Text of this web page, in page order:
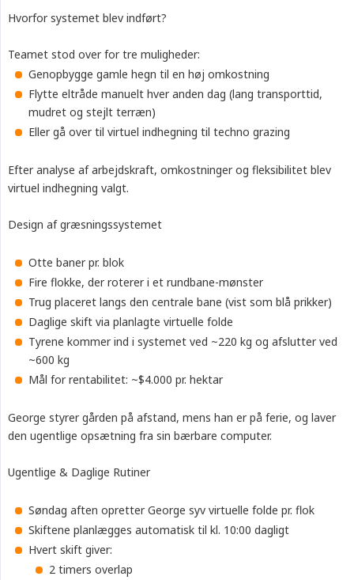
Hvorfor systemet blev indført?
Teamet stod over for tre muligheder:
Genopbygge gamle hegn til en høj omkostning
Flytte eltråde manuelt hver anden dag (lang transporttid,
mudret og stejlt terræn)
Eller gå over til virtuel indhegning til techno grazing
Efter analyse af arbejdskraft, omkostninger og fleksibilitet blev
virtuel indhegning valgt.
Design af græsningssystemet
Otte baner pr. blok
Fire flokke, der roterer i et rundbane-mønster
Trug placeret langs den centrale bane (vist som blå prikker)
Daglige skift via planlagte virtuelle folde
Tyrene kommer ind i systemet ved ~220 kg og afslutter ved
~600 kg
Mål for rentabilitet: ~$4.000 pr. hektar
George styrer gården på afstand, mens han er på ferie, og laver
den ugentlige opsætning fra sin bærbare computer.
Ugentlige & Daglige Rutiner
Søndag aften opretter George syv virtuelle folde pr. flok
Skiftene planlægges automatisk til kl. 10:00 dagligt
Hvert skift giver:
2 timers overlap